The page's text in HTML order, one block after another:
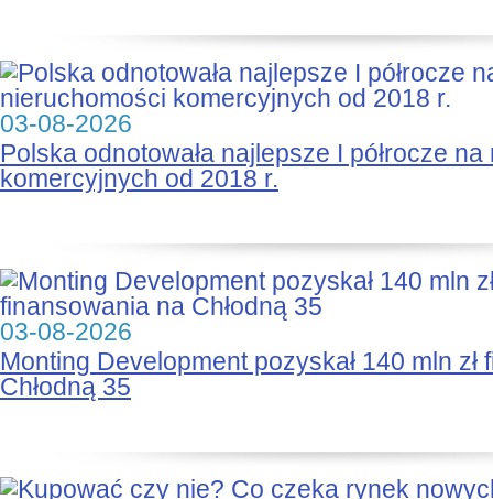
03-08-2026
Polska odnotowała najlepsze I półrocze
komercyjnych od 2018 r.
03-08-2026
Monting Development pozyskał 140 mln zł
Chłodną 35